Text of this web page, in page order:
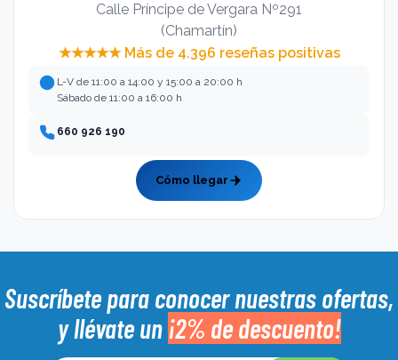
Calle Príncipe de Vergara Nº291
(Chamartín)
★★★★★ Más de 4.396 reseñas positivas
L-V de 11:00 a 14:00 y 15:00 a 20:00 h
Sábado de 11:00 a 16:00 h
660 926 190
Cómo llegar
Suscríbete para conocer nuestras ofertas,
y llévate un ¡2% de descuento!